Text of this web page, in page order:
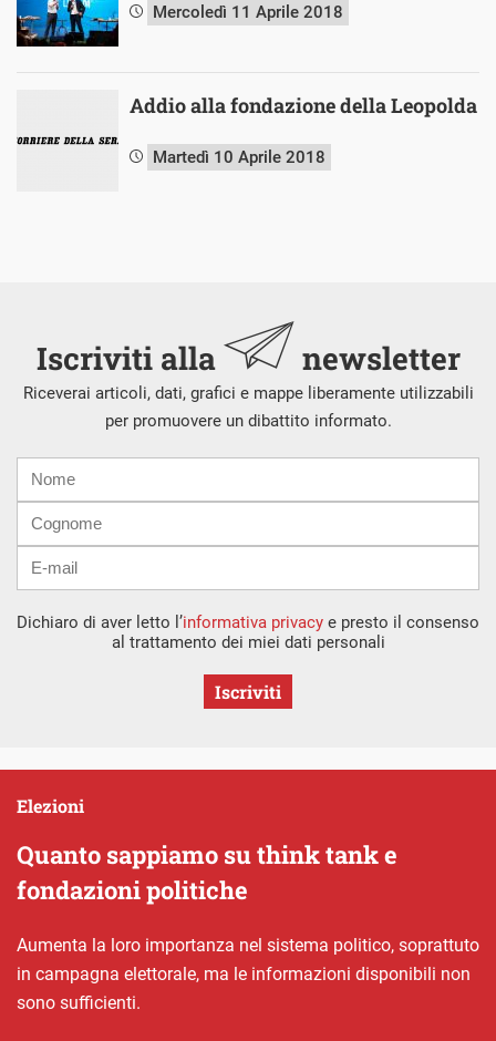
Mercoledì 11 Aprile 2018
Addio alla fondazione della Leopolda
Martedì 10 Aprile 2018
Iscriviti alla newsletter
Riceverai articoli, dati, grafici e mappe liberamente utilizzabili
per promuovere un dibattito informato.
mail
Dichiaro di aver letto l’informativa privacy e presto il consenso
al trattamento dei miei dati personali
Iscriviti
Quanto sappiamo su think tank e
fondazioni politiche
Elezioni
Aumenta la loro importanza nel sistema politico, soprattuto
in campagna elettorale, ma le informazioni disponibili non
sono sufficienti.